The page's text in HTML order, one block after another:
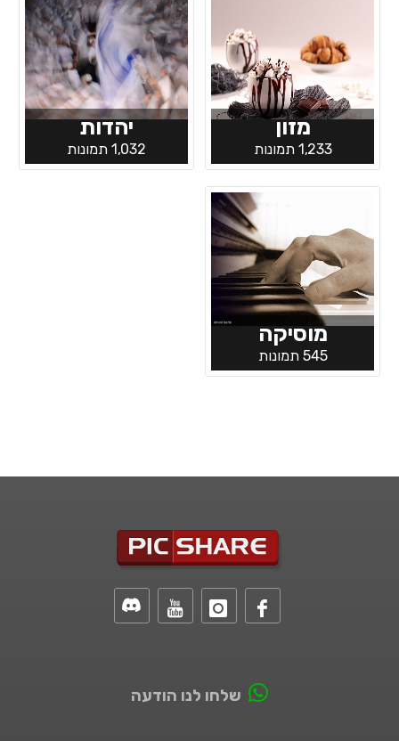
מזון
1,233 תמונות
יהדות
1,032 תמונות
מוסיקה
545 תמונות
שלחו לנו הודעה